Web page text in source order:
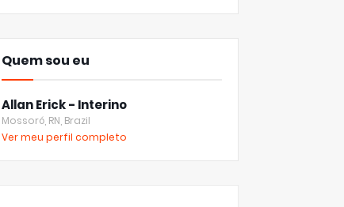
Quem sou eu
Allan Erick - Interino
Mossoró, RN, Brazil
Ver meu perfil completo